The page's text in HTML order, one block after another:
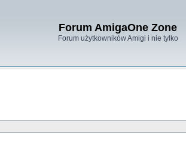
Forum AmigaOne Zone
Forum użytkowników Amigi i nie tylko